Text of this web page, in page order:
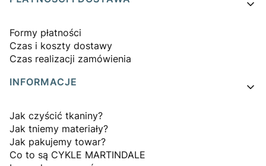
Formy płatności
Czas i koszty dostawy
Czas realizacji zamówienia
INFORMACJE
Jak czyścić tkaniny?
Jak tniemy materiały?
Jak pakujemy towar?
Co to są CYKLE MARTINDALE